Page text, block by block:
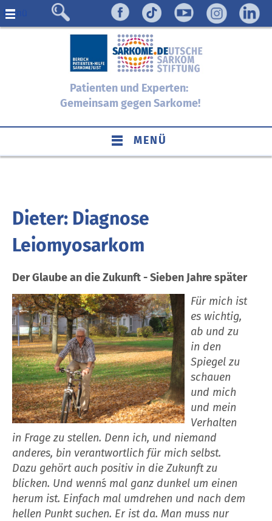
Menü
Patienten und Experten:
Gemeinsam gegen Sarkome!
MENÜ
Dieter: Diagnose
Leiomyosarkom
Der Glaube an die Zukunft - Sieben Jahre später
Für mich ist
es wichtig,
ab und zu
in den
Spiegel zu
schauen
und mich
und mein
Verhalten
in Frage zu stellen. Denn ich, und niemand
anderes, bin verantwortlich für mich selbst.
Dazu gehört auch positiv in die Zukunft zu
blicken. Und wenn´s mal ganz dunkel um einen
herum ist. Einfach mal umdrehen und nach dem
hellen Punkt suchen. Er ist da. Man muss nur